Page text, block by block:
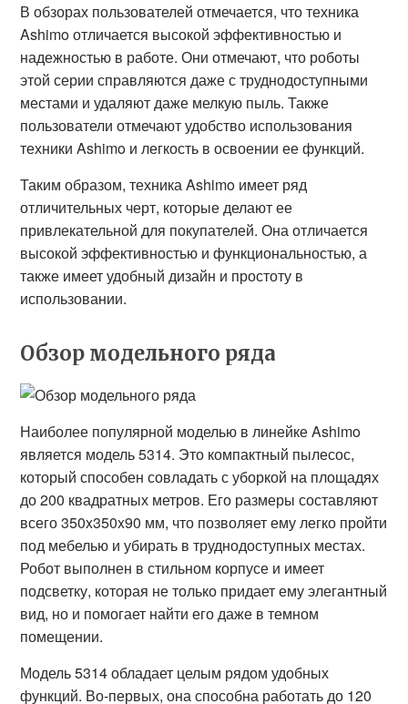
В обзорах пользователей отмечается, что техника
Ashimo отличается высокой эффективностью и
надежностью в работе. Они отмечают, что роботы
этой серии справляются даже с труднодоступными
местами и удаляют даже мелкую пыль. Также
пользователи отмечают удобство использования
техники Ashimo и легкость в освоении ее функций.
Таким образом, техника Ashimo имеет ряд
отличительных черт, которые делают ее
привлекательной для покупателей. Она отличается
высокой эффективностью и функциональностью, а
также имеет удобный дизайн и простоту в
использовании.
Обзор модельного ряда
Наиболее популярной моделью в линейке Ashimo
является модель 5314. Это компактный пылесос,
который способен совладать с уборкой на площадях
до 200 квадратных метров. Его размеры составляют
всего 350x350x90 мм, что позволяет ему легко пройти
под мебелью и убирать в труднодоступных местах.
Робот выполнен в стильном корпусе и имеет
подсветку, которая не только придает ему элегантный
вид, но и помогает найти его даже в темном
помещении.
Модель 5314 обладает целым рядом удобных
функций. Во-первых, она способна работать до 120